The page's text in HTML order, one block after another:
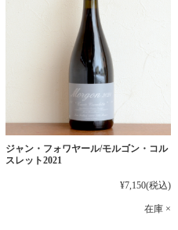
ジャン・フォワヤール/モルゴン・コル
スレット2021
¥7,150(税込)
在庫 ×